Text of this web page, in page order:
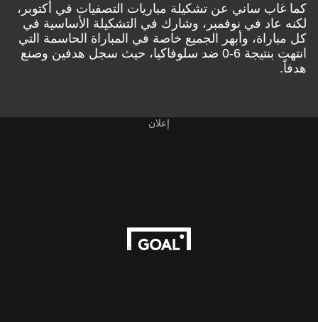
كما غاب ساني عن تشكيلة مباريات التصفيات في أكتوبر،
لكنه عاد في نوفمبر، وشارك في التشكيلة الأساسية في
كل مباراة، وأبهر الجميع خاصة في المباراة الحاسمة التي
انتهت بنتيجة 6-0 ضد سلوفاكيا، حيث سجل هدفين وصنع
هدفاً.
إعلان